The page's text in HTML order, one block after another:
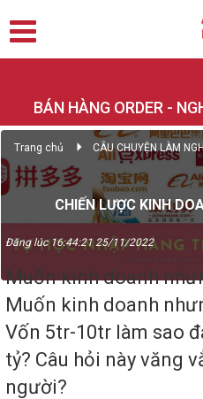
BÁN HÀNG ORDER -
Trang chủ CÂU CHUYỆN LÀM
CHIẾN LƯỢC KINH
Đăng lúc 16:44:21 25/11/2022
Muốn kinh doanh
Muốn kinh doanh
Vốn 5tr-10tr làm sao
tỷ? Câu hỏi này văng
người?